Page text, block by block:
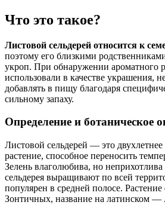
Что это такое?
Листовой сельдерей относится к
поэтому его близкими
укроп. При обнаружении ароматного
использовали в качестве украшения,
добавлять в пищу благодаря
сильному запаху.
Определение и ботаническое
Листовой сельдерей — это двухлетнее
растение, способное переносить
Зелень влаголюбива, но
сельдерея выращивают по всей
популярен в средней полосе. Растение
Зонтичных, название на латинском —